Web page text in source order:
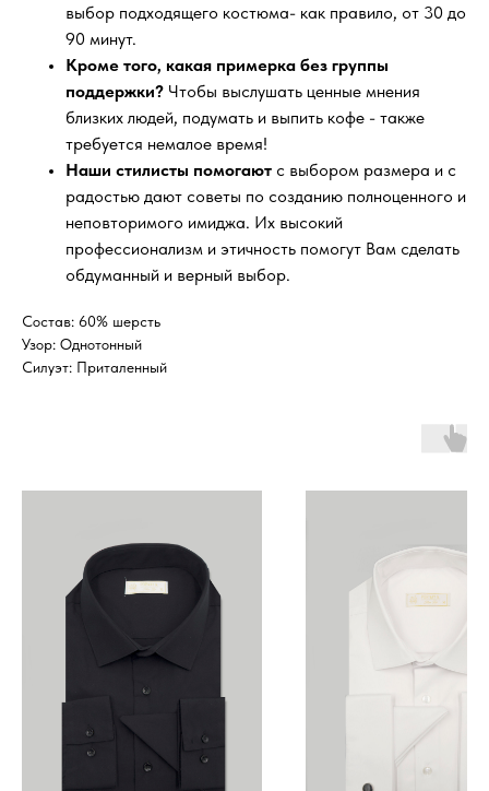
выбор подходящего костюма- как правило, от 30 до
90 минут.
Кроме того, какая примерка без группы
поддержки? Чтобы выслушать ценные мнения
близких людей, подумать и выпить кофе - также
требуется немалое время!
Наши стилисты помогают с выбором размера и с
радостью дают советы по созданию полноценного и
неповторимого имиджа. Их высокий
профессионализм и этичность помогут Вам сделать
обдуманный и верный выбор.
Состав: 60% шерсть
Узор: Однотонный
Силуэт: Приталенный